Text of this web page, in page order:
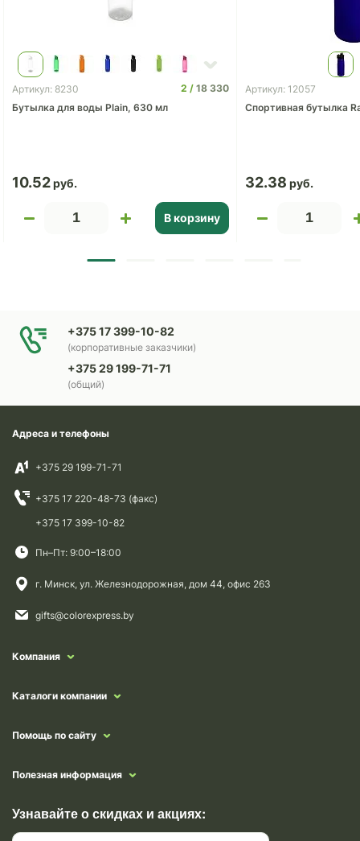
Артикул: 8230 2
18 330
Бутылка для воды Plain, 630 мл
10.52
В корзину
Артикул: 12057
Спортивная бутылка
32.38
+375 17 399-10-82
(корпоративные заказчики)
+375 29 199-71-71
(общий)
Адреса и телефоны
+375 29 199-71-71
+375 17 220-48-73 (факс)
+375 17 399-10-82
Пн–Пт: 9:00–18:00
г. Минск, ул. Железнодорожная, дом 44, офис 263
gifts@colorexpress.by
Компания
Каталоги компании
Помощь по сайту
Полезная информация
Узнавайте о скидках и акциях: